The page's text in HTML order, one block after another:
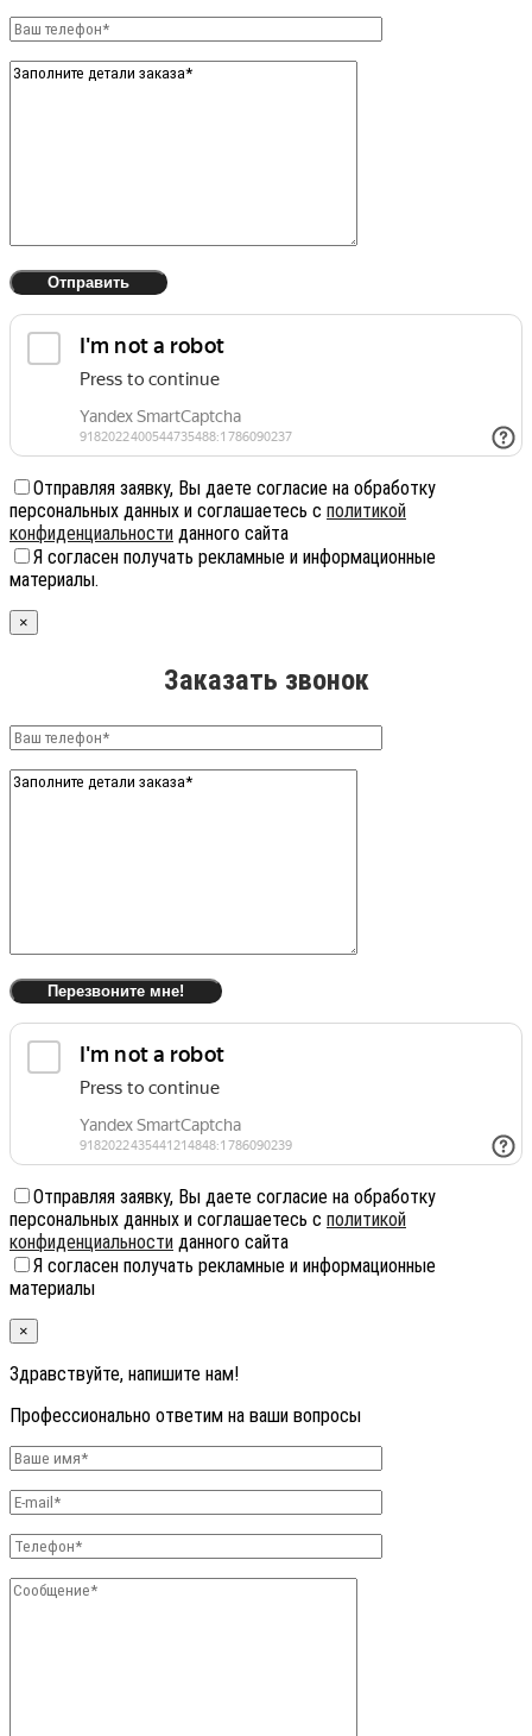
Отправляя заявку, Вы даете согласие на обработку
персональных данных и соглашаетесь с политикой
конфиденциальности данного сайта
Я согласен получать рекламные и информационные
материалы.
×
Заказать звонок
Отправляя заявку, Вы даете согласие на обработку
персональных данных и соглашаетесь с политикой
конфиденциальности данного сайта
Я согласен получать рекламные и информационные
материалы
×
Здравствуйте, напишите нам!
Профессионально ответим на ваши вопросы